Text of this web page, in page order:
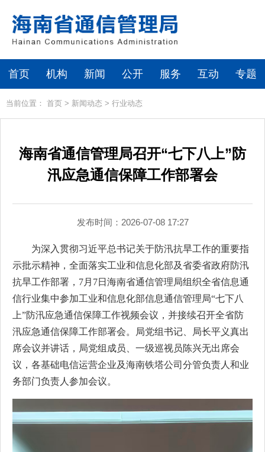
首页 机构 新闻 公开 服务 互动 专题
当前位置： 首页 > 新闻动态 > 行业动态
海南省通信管理局召开“七下八上”防
汛应急通信保障工作部署会
发布时间：2026-07-08 17:27
为深入贯彻习近平总书记关于防汛抗旱工作的重要指
示批示精神，全面落实工业和信息化部及省委省政府防汛
抗旱工作部署，7月7日海南省通信管理局组织全省信息通
信行业集中参加工业和信息化部信息通信管理局“七下八
上”防汛应急通信保障工作视频会议，并接续召开全省防
汛应急通信保障工作部署会。局党组书记、局长平义真出
席会议并讲话，局党组成员、一级巡视员陈兴无出席会
议，各基础电信运营企业及海南铁塔公司分管负责人和业
务部门负责人参加会议。